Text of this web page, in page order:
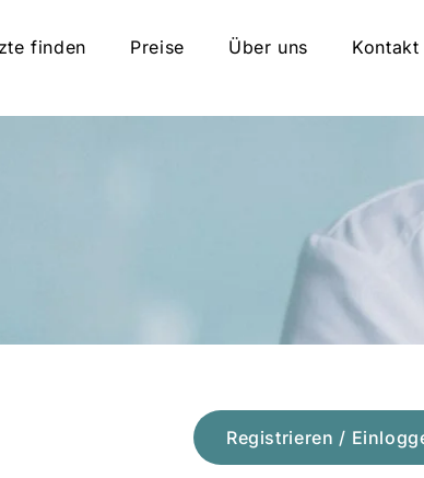
finden Preise Über uns Kontakt
Registrieren /